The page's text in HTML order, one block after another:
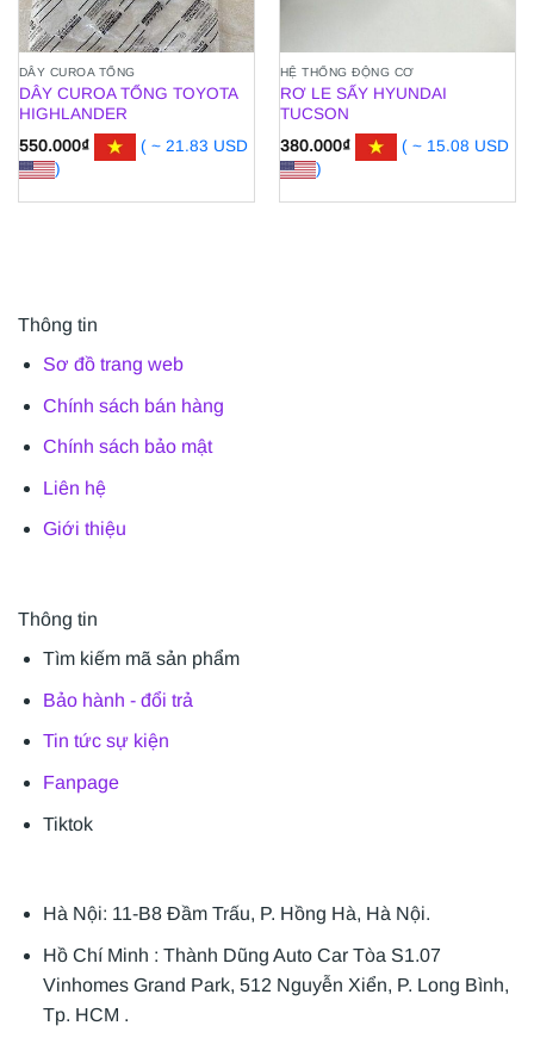
DÂY CUROA TỔNG
DÂY CUROA TỔNG TOYOTA
HIGHLANDER
550.000₫
( ~ 21.83 USD
)
HỆ THỐNG ĐỘNG CƠ
RƠ LE SẤY HYUNDAI
TUCSON
380.000₫
( ~ 15.08 USD
)
Thông tin
Sơ đồ trang web
Chính sách bán hàng
Chính sách bảo mật
Liên hệ
Giới thiệu
Thông tin
Tìm kiếm mã sản phẩm
Bảo hành - đổi trả
Tin tức sự kiện
Fanpage
Tiktok
Hà Nội: 11-B8 Đầm Trấu, P. Hồng Hà, Hà Nội.
Hồ Chí Minh : Thành Dũng Auto Car Tòa S1.07
Vinhomes Grand Park, 512 Nguyễn Xiển, P. Long Bình,
Tp. HCM .